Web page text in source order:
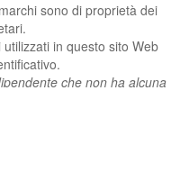
sono di proprietà dei
in questo sito Web
che non ha alcuna